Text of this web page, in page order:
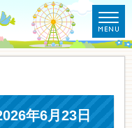
年6月23日